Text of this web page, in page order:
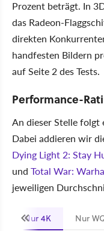
Prozent beträgt. In
das Radeon-
direkten
handfesten Bildern
auf Seite 2 des Tests.
Performance-
An dieser Stelle folgt
Dabei addieren wir
Dying Light 2: Stay
und Total War:
jeweiligen
Nur 4K Nur